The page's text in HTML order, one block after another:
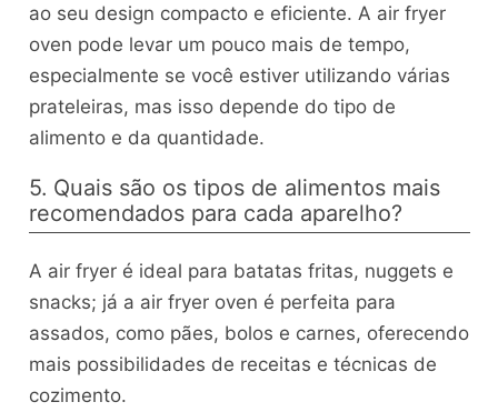
ao seu design compacto e eficiente. A air fryer
oven pode levar um pouco mais de tempo,
especialmente se você estiver utilizando várias
prateleiras, mas isso depende do tipo de
alimento e da quantidade.
5. Quais são os tipos de alimentos mais
recomendados para cada aparelho?
A air fryer é ideal para batatas fritas, nuggets e
snacks; já a air fryer oven é perfeita para
assados, como pães, bolos e carnes, oferecendo
mais possibilidades de receitas e técnicas de
cozimento.